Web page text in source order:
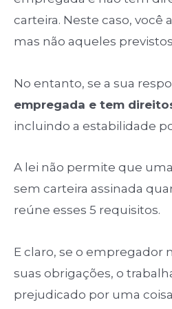
carteira. Neste caso, você
mas não aqueles previstos
No entanto, se a sua
empregada e tem
incluindo a estabilidade
A lei não permite que
sem carteira assinada
reúne esses 5 requisitos.
E claro, se o empregador
suas obrigações, o
prejudicado por uma